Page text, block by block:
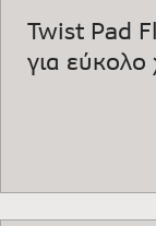
Twist Pad
για εύκολο